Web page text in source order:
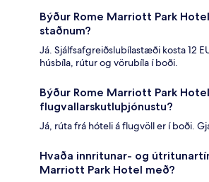
Býður Rome Marriott Park
staðnum?
Já. Sjálfsafgreiðslubílastæði kosta 12
húsbíla, rútur og vörubíla í boði.
Býður Rome Marriott Park
flugvallarskutluþjónustu?
Já, rúta frá hóteli á flugvöll er í boði.
Hvaða innritunar- og
Marriott Park Hotel með?